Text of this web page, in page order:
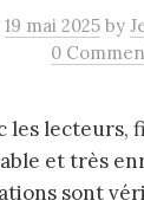
19 mai 2025 by
0
les lecteurs,
et très
sont